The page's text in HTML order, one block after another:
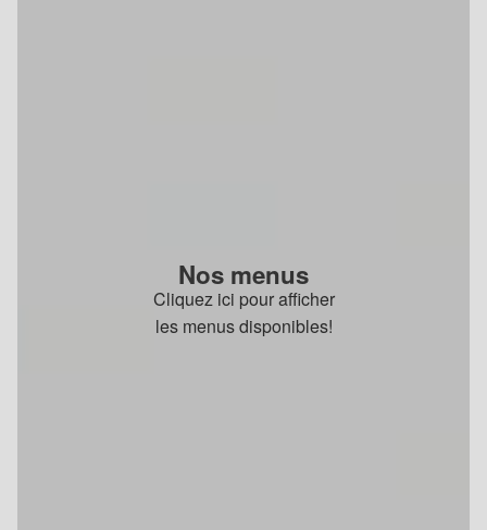
Nos menus
Cliquez ici pour afficher
les menus disponibles!